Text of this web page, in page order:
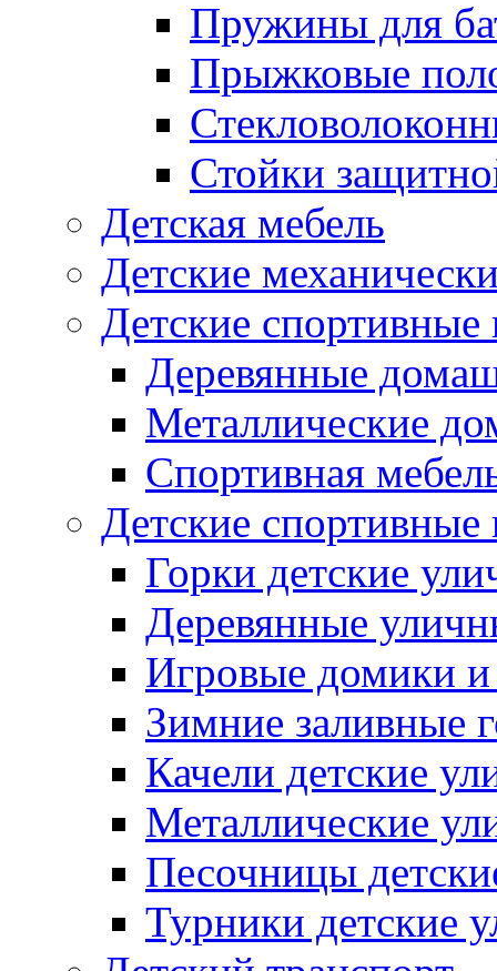
Пружины для
Прыжковые
Стойки
Детская мебель
Детские
Детские
Деревянные
Металлические
Спортивная
Детские
Горки детские
Деревянные
Игровые домики и
Зимние заливные
Качели детские
Металлические
Песочницы
Турники детские